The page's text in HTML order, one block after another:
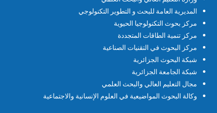
المديرية العامة للبحث و التطوير التكنولوجي
مركز بحوث التكنولوجيا الحيوية
مركز تنمية الطاقات المتجددة
مركز البحوث في التقنيات الصناعية
شبكة البحوث الجزائرية
شبكة الجامعة الجزائرية
مجال التعليم العالي والبحث العلمي
وكالة البحوث المواضيعية في العلوم الإنسانية والاجتماعية